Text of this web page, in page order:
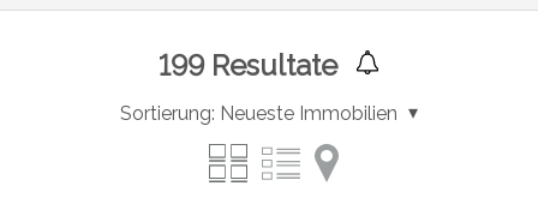
199Resultate
Sortierung: Neueste Immobilien